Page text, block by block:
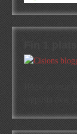
Fin 1 plats!
Högst oväntat